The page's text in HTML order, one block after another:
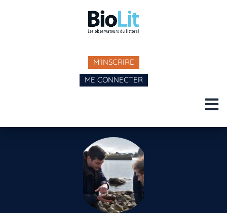
M'INSCRIRE
ME CONNECTER